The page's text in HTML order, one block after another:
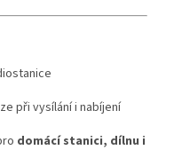
při vysílání i nabíjení
domácí stanici, dílnu i